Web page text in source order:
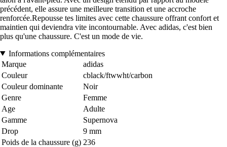
précédent, elle assure une meilleure transition et une accroche
renforcée.Repousse tes limites avec cette chaussure offrant confort et
maintien qui deviendra vite incontournable. Avec adidas, c'est bien
plus qu'une chaussure. C'est un mode de vie.
Informations complémentaires
Marque
adidas
Couleur
cblack/ftwwht/carbon
Couleur dominante
Noir
Genre
Femme
Age
Adulte
Gamme
Supernova
Drop
9 mm
Poids de la chaussure (g) 236